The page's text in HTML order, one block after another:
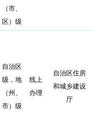
（市、
区）级
自治区
级，地
（州、
市）级
线上
办理
自治区住房
和城乡建设
厅